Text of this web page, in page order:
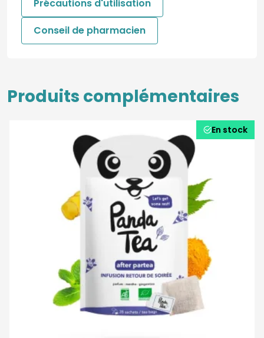
Précautions d'utilisation
Conseil de pharmacien
Produits complémentaires
En stock